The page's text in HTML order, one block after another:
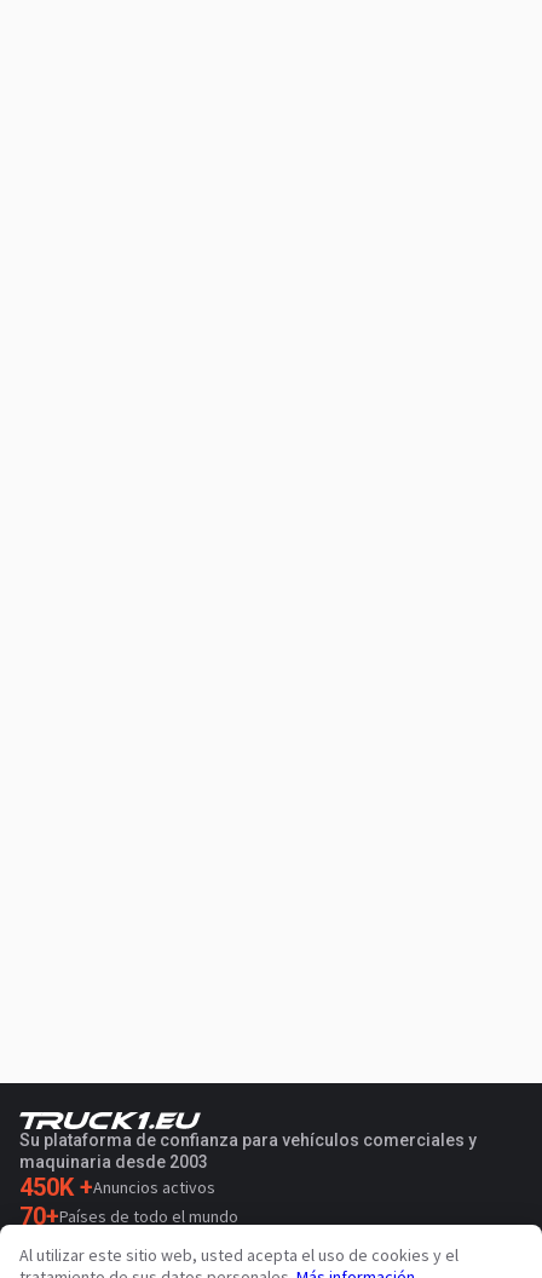
Su plataforma de confianza para vehículos comerciales y
maquinaria desde 2003
450K +Anuncios activos
70+Países de todo el mundo
36Idiomas admitidos
Al utilizar este sitio web, usted acepta el uso de cookies y el